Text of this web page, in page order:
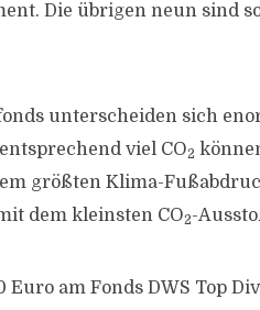
Die übrigen neun sind
unterscheiden sich
viel CO2
größten Klima-
dem kleinsten CO2-
am Fonds DWS Top